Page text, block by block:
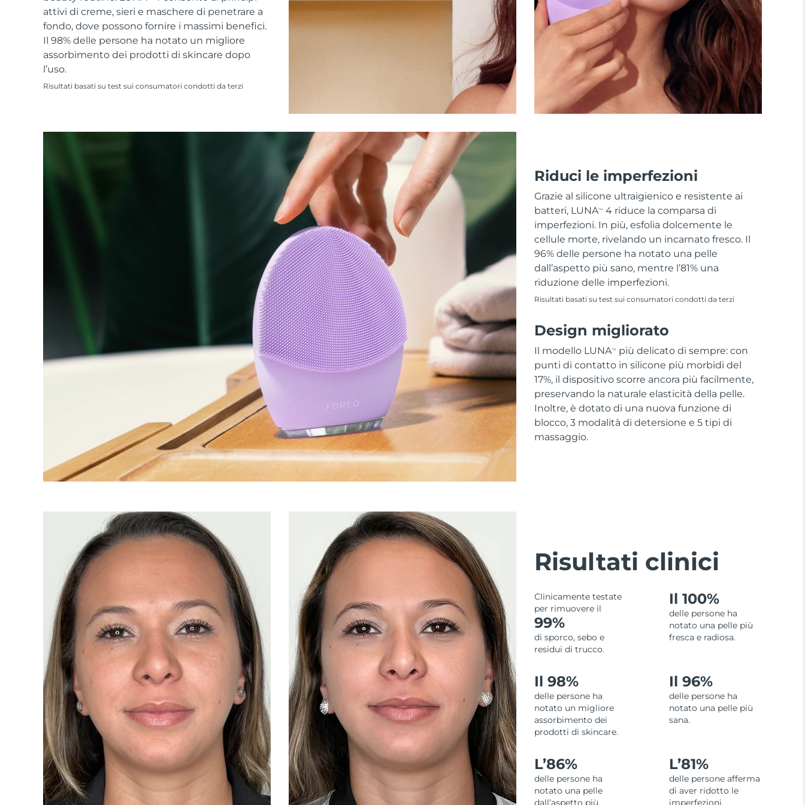
attivi di creme, sieri e maschere di penetrare a
fondo, dove possono fornire i massimi benefici.
Il 98% delle persone ha notato un migliore
assorbimento dei prodotti di skincare dopo
l’uso.
Risultati basati su test sui consumatori condotti da terzi
Riduci le imperfezioni
Grazie al silicone ultraigienico e resistente ai
batteri, LUNATM
4 riduce la comparsa di
imperfezioni. In più, esfolia dolcemente le
cellule morte, rivelando un incarnato fresco. Il
96% delle persone ha notato una pelle
dall’aspetto più sano, mentre l’81% una
riduzione delle imperfezioni.
Risultati basati su test sui consumatori condotti da terzi
Design migliorato
Il modello LUNATM
più delicato di sempre: con
punti di contatto in silicone più morbidi del
17%, il dispositivo scorre ancora più facilmente,
preservando la naturale elasticità della pelle.
Inoltre, è dotato di una nuova funzione di
blocco, 3 modalità di detersione e 5 tipi di
massaggio.
Risultati clinici
Clinicamente testate
per rimuovere il
99%
di sporco, sebo e
residui di trucco.
Il 100%
delle persone ha
notato una pelle più
fresca e radiosa.
Il 98%
delle persone ha
notato un migliore
assorbimento dei
prodotti di skincare.
Il 96%
delle persone ha
notato una pelle più
sana.
L’86%
delle persone ha
notato una pelle
dall’aspetto più
L’81%
delle persone afferma
di aver ridotto le
imperfezioni.
All acne treatment devices
All revitalizing eye massagers
Skincare KIWI™
Advanced pore care essentials
Serum
For healthy hair
issa™ Teeth Whitening Gel
18% PAP
Cosmetici
Uomini